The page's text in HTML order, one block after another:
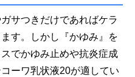
サつきだけであればケラ
す。しかし『かゆみ』を
でかゆみ止めや抗炎症成
ーワ乳状液20が適してい